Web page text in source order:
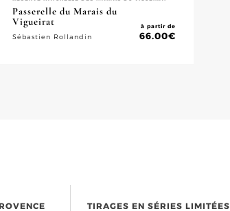
Passerelle du Marais du
Vigueirat
Sébastien Rollandin
à partir de
66.00€
TIRAGES EN SÉRIES LIMITÉES